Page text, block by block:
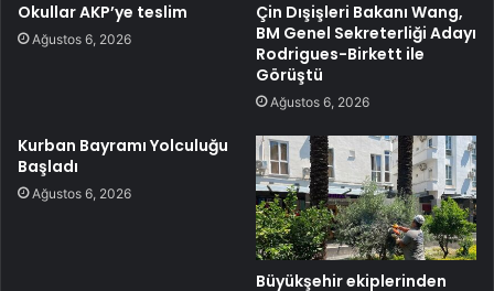
Okullar AKP’ye teslim
Ağustos 6, 2026
Çin Dışişleri Bakanı Wang,
BM Genel Sekreterliği Adayı
Rodrigues-Birkett ile
Görüştü
Ağustos 6, 2026
Kurban Bayramı Yolculuğu
Başladı
Ağustos 6, 2026
Büyükşehir ekiplerinden